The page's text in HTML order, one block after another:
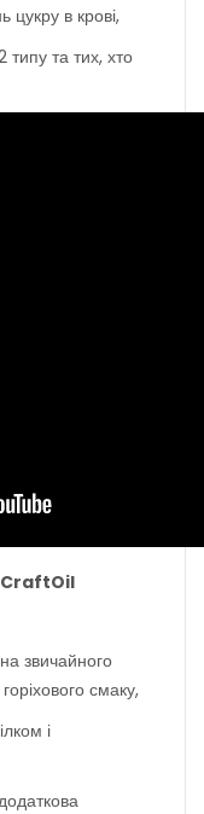
цукру в крові,
та тих, хто
CraftOil
звичайного
смаку,
і